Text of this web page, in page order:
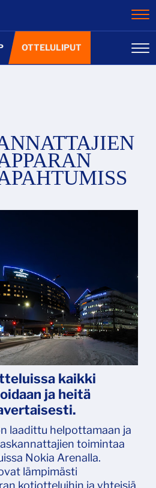
OTTELULIPUT
kaikki
ja heitä
laadittu helpottamaan ja
toimintaa
Nokia Arenalla.
lämpimästi